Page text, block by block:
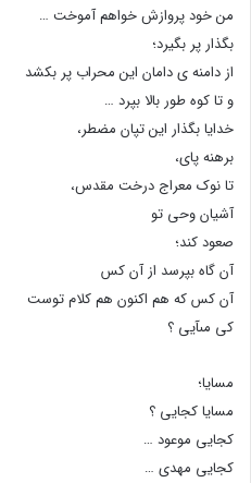
من خود پروازش خواهم آموخت …
بگذار پر بگیرد؛
از دامنه ى دامان این محراب پر بکشد
و تا کوه طور بالا بپرد …
خدایا بگذار این تپان مضطر،
برهنه پاى،
تا نوک معراج درخت مقدس،
آشیان وحى تو
صعود کند؛
آن گاه بپرسد از آن کس
آن کس که هم اکنون هم کلام توست
کى مىآیى ؟
مسایا؛
مسایا کجایی ؟
کجایی موعود …
کجایی مهدى …